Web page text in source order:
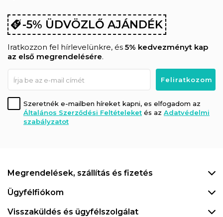
-5% ÜDVÖZLŐ AJÁNDÉK
Iratkozzon fel hírlevelünkre, és 5% kedvezményt kap
az első megrendelésére.
Szeretnék e-mailben híreket kapni, es elfogadom az
Általános Szerződési Feltételeket és az Adatvédelmi
szabályzatot
Megrendelések, szállítás és fizetés
Ügyfélfiókom
Visszaküldés és ügyfélszolgálat